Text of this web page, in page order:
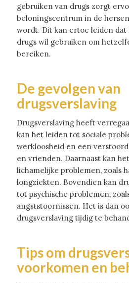
gebruiken van drugs zorgt
beloningscentrum in de
wordt. Dit kan ertoe leiden dat
drugs wil gebruiken om
bereiken.
De gevolgen van
drugsverslaving
Drugsverslaving heeft
kan het leiden tot sociale
werkloosheid en een
en vrienden. Daarnaast kan
lichamelijke problemen, zoals
longziekten. Bovendien kan
tot psychische problemen,
angststoornissen. Het is dan
drugsverslaving tijdig te
Tips om
voorkomen en